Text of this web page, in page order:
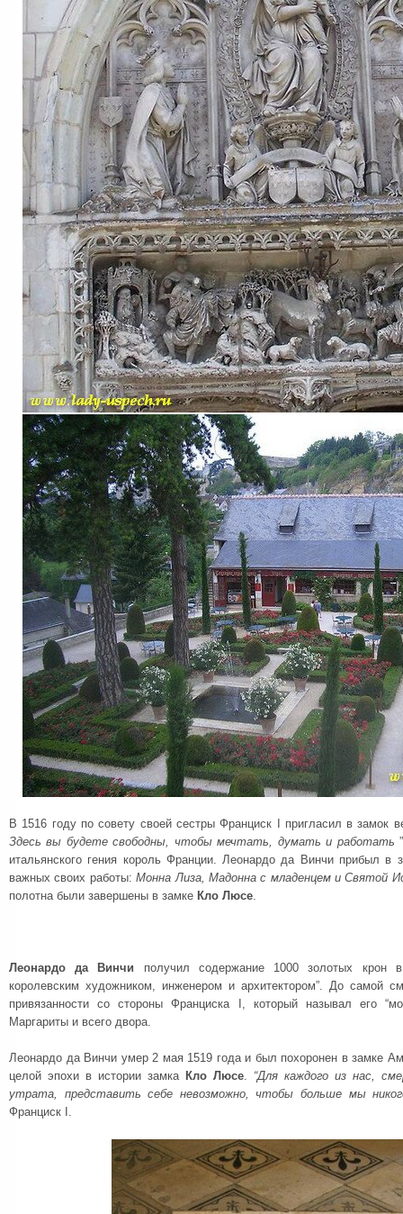
В 1516 году по совету своей сестры Франциск I пригласил в замок
Здесь вы будете свободны, чтобы мечтать, думать и работать
итальянского гения король Франции. Леонардо да Винчи прибыл в
важных своих работы:Монна Лиза, Мадонна с младенцем и Святой
полотна были завершены в замке Кло Люсе.
Леонардо да Винчи получил содержание 1000 золотых
королевским художником, инженером и архитектором”. До самой
привязанности со стороны Франциска I, который называл его
Маргариты и всего двора.
Леонардо да Винчи умер 2 мая 1519 года и был похоронен в замке
целой эпохи в истории замка Кло Люсе. “Для каждого из нас,
утрата, представить себе невозможно, чтобы больше мы
Франциск I.